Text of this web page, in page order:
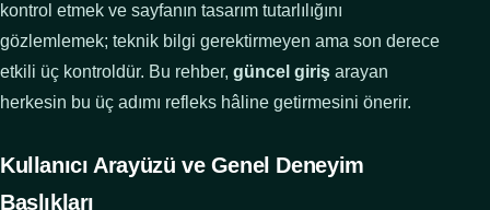
kontrol etmek ve sayfanın tasarım tutarlılığını
gözlemlemek; teknik bilgi gerektirmeyen ama son derece
etkili üç kontroldür. Bu rehber, güncel giriş arayan
herkesin bu üç adımı refleks hâline getirmesini önerir.
Kullanıcı Arayüzü ve Genel Deneyim
Başlıkları